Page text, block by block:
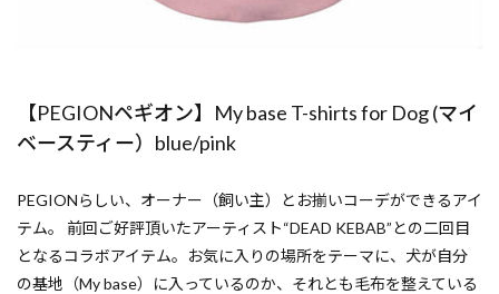
【PEGIONペギオン】My base T-shirts for Dog (マイ
ベースティー）blue/pink
PEGIONらしい、オーナー（飼い主）とお揃いコーデができるアイ
テム。 前回ご好評頂いたアーティスト“DEAD KEBAB”との二回目
となるコラボアイテム。お気に入りの場所をテーマに、犬が自分
の基地（My base）に入っているのか、それとも毛布を整えている